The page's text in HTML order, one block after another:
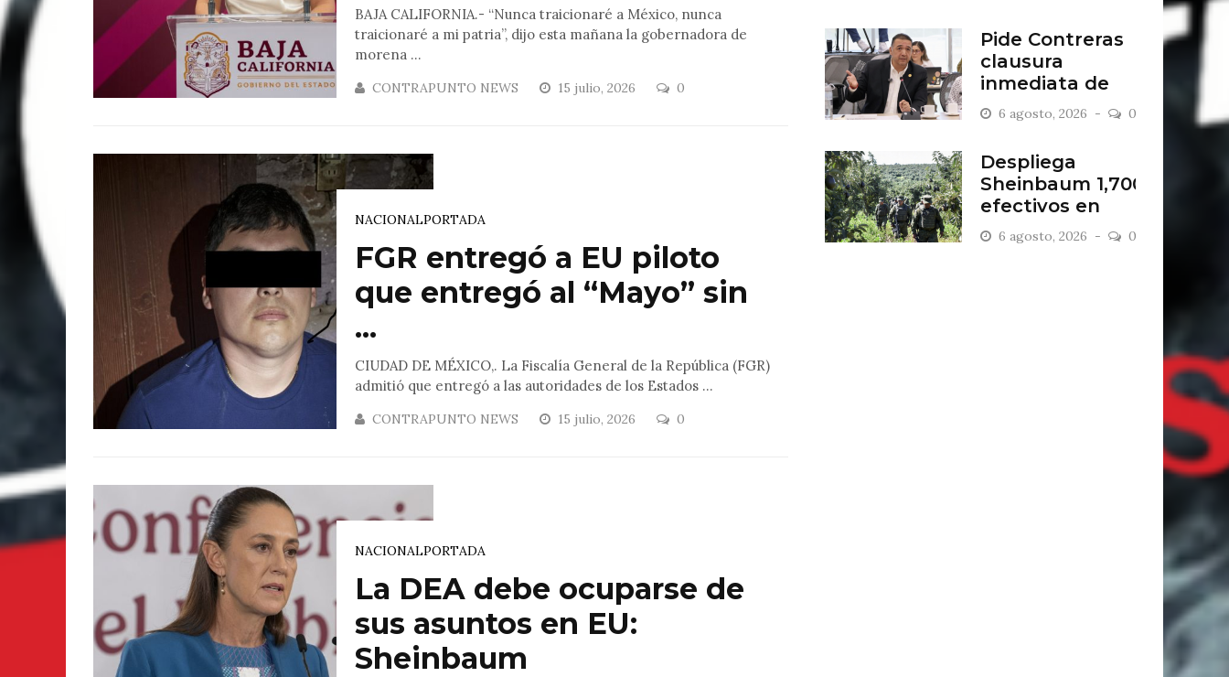
BAJA CALIFORNIA.- “Nunca traicionaré a México, nunca
traicionaré a mi patria”, dijo esta mañana la gobernadora de
morena ...
CONTRAPUNTO NEWS 15 julio, 2026 0
NACIONALPORTADA
FGR entregó a EU piloto
que entregó al “Mayo” sin
...
CIUDAD DE MÉXICO,. La Fiscalía General de la República (FGR)
admitió que entregó a las autoridades de los Estados ...
CONTRAPUNTO NEWS 15 julio, 2026 0
NACIONALPORTADA
La DEA debe ocuparse de
sus asuntos en EU:
Sheinbaum
Pide Contreras
clausura
inmediata de
escombrera “Los
Lopez”
6 agosto, 2026 0
Despliega
Sheinbaum 1,700
efectivos en
zona aguacatera
6 agosto, 2026 0